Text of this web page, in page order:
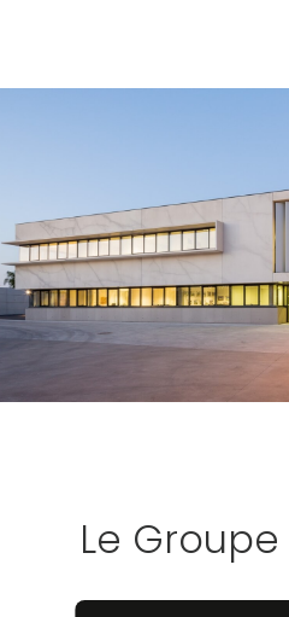
Le Groupe